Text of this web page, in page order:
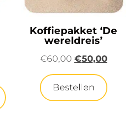
Koffiepakket ‘De
wereldreis’
€60,00 €50,00
Bestellen